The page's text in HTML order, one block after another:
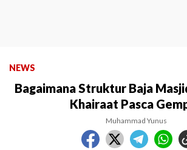
NEWS
Bagaimana Struktur Baja
Khairaat Pasca
Muhammad Yunus